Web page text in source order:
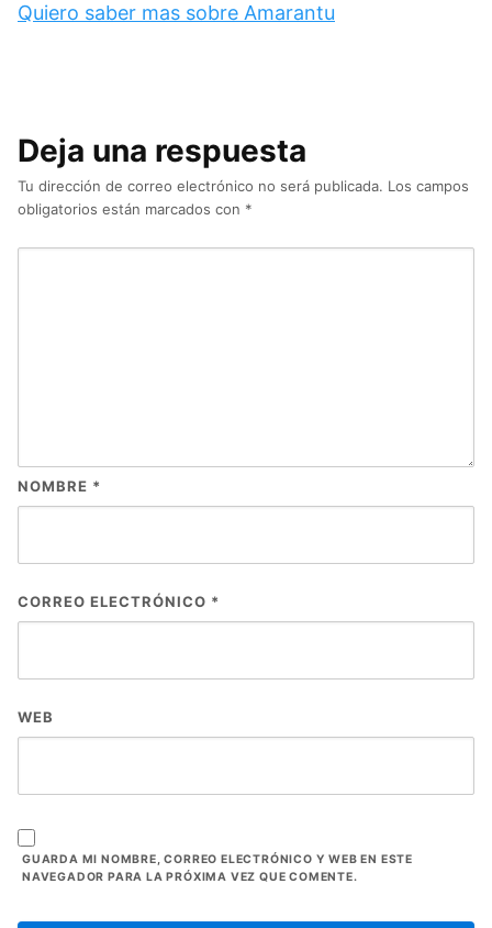
Quiero saber mas sobre Amarantu
Deja una respuesta
Tu dirección de correo electrónico no será publicada. Los campos
obligatorios están marcados con *
NOMBRE *
CORREO ELECTRÓNICO *
WEB
GUARDA MI NOMBRE, CORREO ELECTRÓNICO Y WEB EN ESTE
NAVEGADOR PARA LA PRÓXIMA VEZ QUE COMENTE.